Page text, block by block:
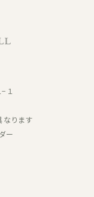
１
ります
ー